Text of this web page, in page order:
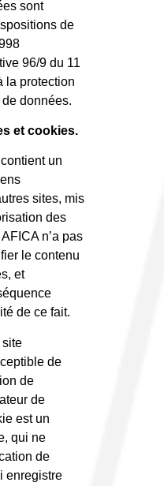
sont
de
96/9 du 11
la protection
données.
et cookies.
un
sites, mis
des
n’a pas
le contenu
et
de ce fait.
site
de
de
de
est un
qui ne
de
enregistre